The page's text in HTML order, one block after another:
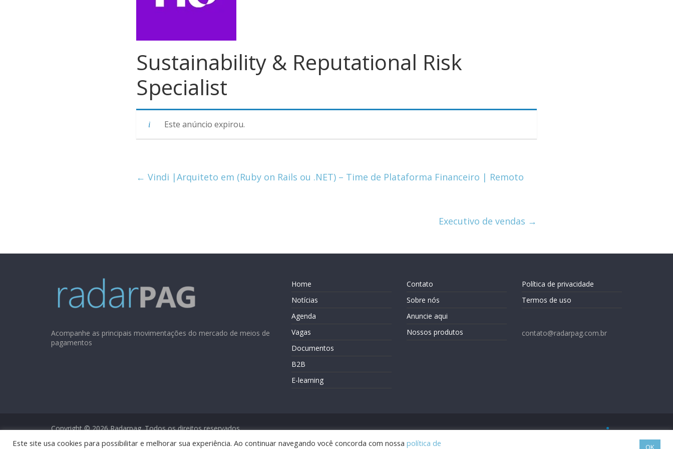
Sustainability & Reputational Risk
Specialist
Este anúncio expirou.
← Vindi |Arquiteto em (Ruby on Rails ou .NET) – Time de Plataforma Financeiro | Remoto
Executivo de vendas →
Acompanhe as principais movimentações do mercado de meios de
pagamentos
Home
Notícias
Agenda
Vagas
Documentos
B2B
E-learning
Contato
Sobre nós
Anuncie aqui
Nossos produtos
Política de privacidade
Termos de uso
contato@radarpag.com.br
Copyright © 2026Radarpag. Todos os direitos reservados.
Este site usa cookies para possibilitar e melhorar sua experiência. Ao continuar navegando você concorda com nossa política de
OK